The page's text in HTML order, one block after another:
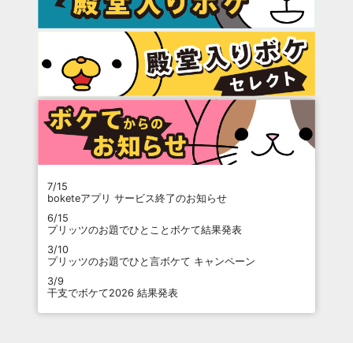
7/15
boketeアプリ サービス終了のお知らせ
6/15
プリッツのお題でひとことボケて結果発表
3/10
プリッツのお題でひと言ボケて キャンペーン
3/9
干支でボケて2026 結果発表